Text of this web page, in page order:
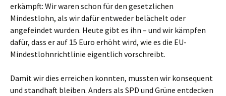
erkämpft: Wir waren schon für den gesetzlichen
Mindestlohn, als wir dafür entweder belächelt oder
angefeindet wurden. Heute gibt es ihn – und wir kämpfen
dafür, dass er auf 15 Euro erhöht wird, wie es die EU-
Mindestlohnrichtlinie eigentlich vorschreibt.
Damit wir dies erreichen konnten, mussten wir konsequent
und standhaft bleiben. Anders als SPD und Grüne entdecken